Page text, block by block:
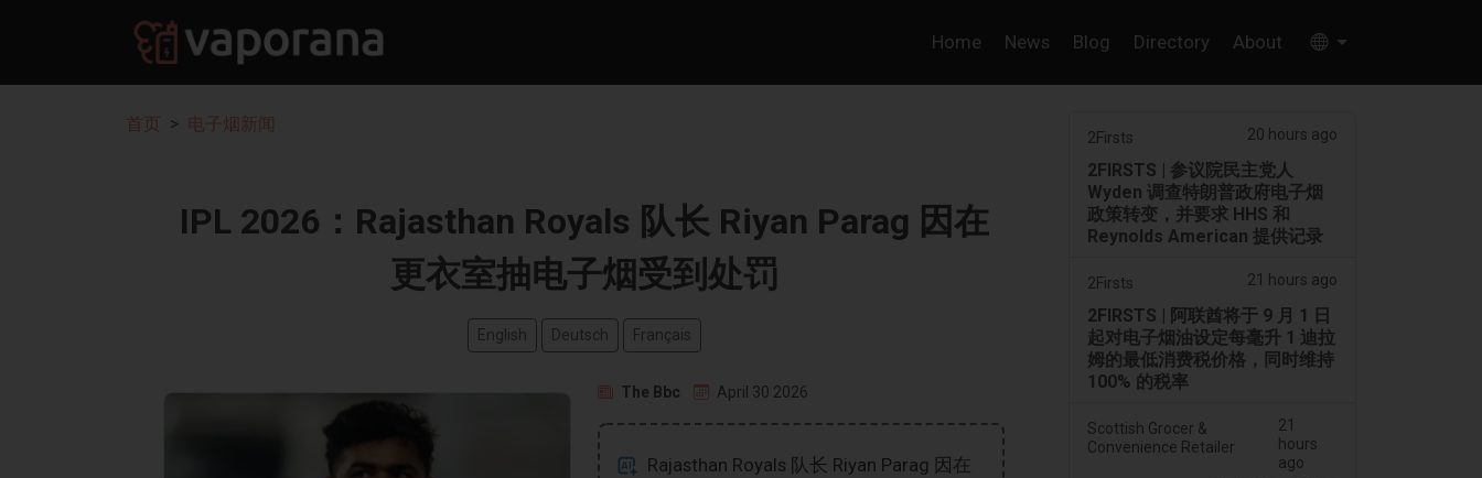
Home News Blog Directory About
首页 电子烟新闻
IPL 2026：Rajasthan Royals 队长 Riyan Parag 因在
更衣室抽电子烟受到处罚
English Deutsch Français
The Bbc April 30 2026
Rajasthan Royals 队长 Riyan Parag 因在
2Firsts 20 hours ago
2FIRSTS | 参议院民主党人
Wyden 调查特朗普政府电子烟
政策转变，并要求 HHS 和
Reynolds American 提供记录
2Firsts 21 hours ago
2FIRSTS | 阿联酋将于 9 月 1 日
起对电子烟油设定每毫升 1 迪拉
姆的最低消费税价格，同时维持
100% 的税率
Scottish Grocer &
Convenience Retailer
21
hours
ago